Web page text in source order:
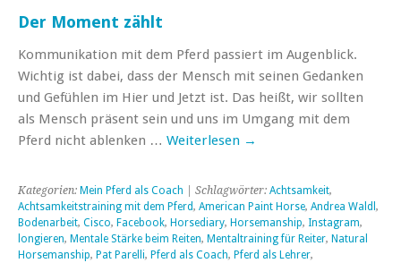
Der Moment zählt
Kommunikation mit dem Pferd passiert im Augenblick.
Wichtig ist dabei, dass der Mensch mit seinen Gedanken
und Gefühlen im Hier und Jetzt ist. Das heißt, wir sollten
als Mensch präsent sein und uns im Umgang mit dem
Pferd nicht ablenken … Weiterlesen →
Kategorien: Mein Pferd als Coach | Schlagwörter: Achtsamkeit,
Achtsamkeitstraining mit dem Pferd, American Paint Horse, Andrea Waldl ,
Bodenarbeit, Cisco, Facebook, Horsediary, Horsemanship, Instagram,
longieren, Mentale Stärke beim Reiten, Mentaltraining für Reiter, Natural
Horsemanship, Pat Parelli, Pferd als Coach, Pferd als Lehrer,